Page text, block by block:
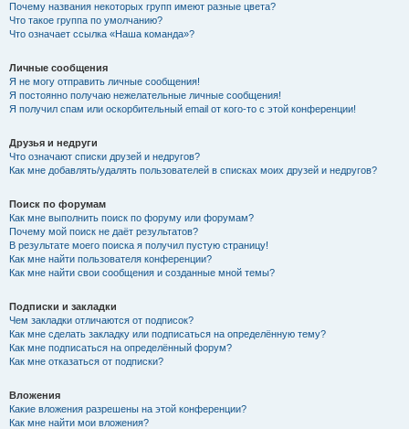
Почему названия некоторых групп имеют разные цвета?
Что такое группа по умолчанию?
Что означает ссылка «Наша команда»?
Личные сообщения
Я не могу отправить личные сообщения!
Я постоянно получаю нежелательные личные сообщения!
Я получил спам или оскорбительный email от кого-то с этой конференции!
Друзья и недруги
Что означают списки друзей и недругов?
Как мне добавлять/удалять пользователей в списках моих друзей и недругов?
Поиск по форумам
Как мне выполнить поиск по форуму или форумам?
Почему мой поиск не даёт результатов?
В результате моего поиска я получил пустую страницу!
Как мне найти пользователя конференции?
Как мне найти свои сообщения и созданные мной темы?
Подписки и закладки
Чем закладки отличаются от подписок?
Как мне сделать закладку или подписаться на определённую тему?
Как мне подписаться на определённый форум?
Как мне отказаться от подписки?
Вложения
Какие вложения разрешены на этой конференции?
Как мне найти мои вложения?